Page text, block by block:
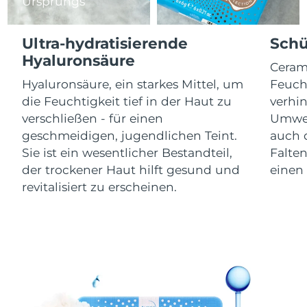
Ultra-hydratisierende
Hyaluronsäure
Hyaluronsäure, ein starkes Mittel, um
die Feuchtigkeit tief in der Haut zu
verschließen - für einen
geschmeidigen, jugendlichen Teint.
Sie ist ein wesentlicher Bestandteil,
der trockener Haut hilft gesund und
revitalisiert zu erscheinen.
auch
einen
12/08/2026
Israel
Erwartete Lieferung
14/08/2026
Italien
Erwartete Lieferung
10/08/2026
Japan
Erwartete Lieferung
Jersey
Erwartete Lieferung
15/08/2026
Erwartete Lieferung
10/08/2026